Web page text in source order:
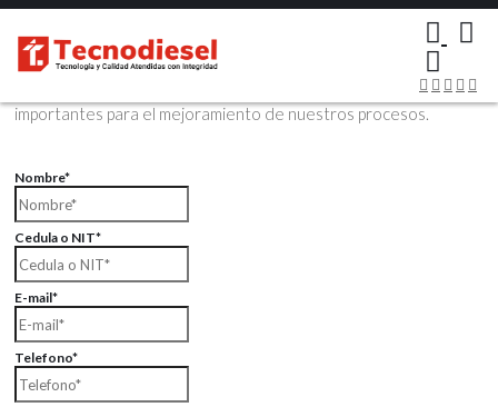
Contáctenos Vía Email
Envíenos sus datos con sus comentarios, sus opiniones son muy
importantes para el mejoramiento de nuestros procesos.
Nombre*
Cedula o NIT*
E-mail*
Telefono*